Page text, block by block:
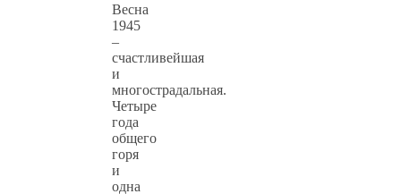
Весна
1945
–
счастливейшая
и
многострадальная.
Четыре
года
общего
горя
и
одна